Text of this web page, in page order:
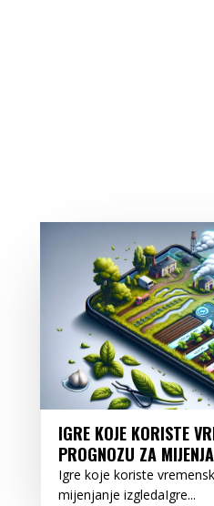
IGRE KOJE KORISTE
PROGNOZU ZA
Igre koje koriste
mijenjanje izgledaIgre...